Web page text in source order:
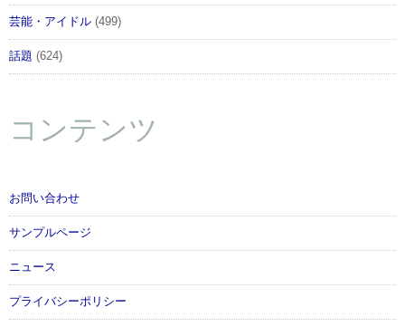
芸能・アイドル (499)
話題 (624)
コンテンツ
お問い合わせ
サンプルページ
ニュース
プライバシーポリシー